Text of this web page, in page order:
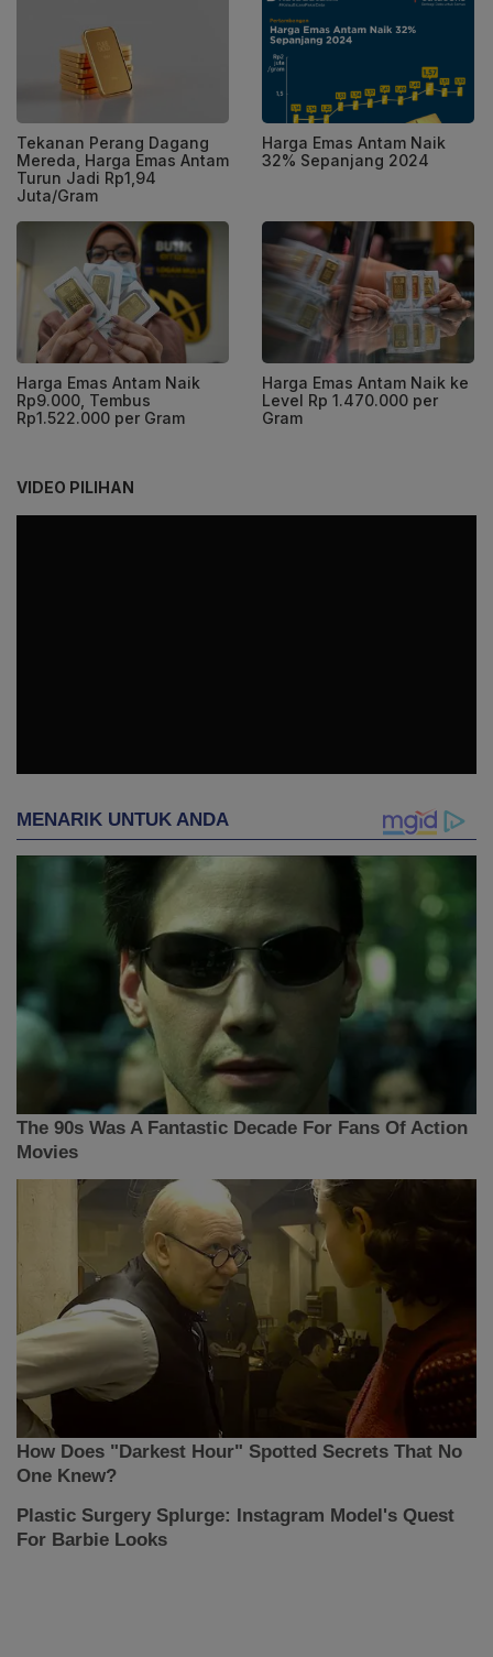
Tekanan Perang Dagang
Mereda, Harga Emas Antam
Turun Jadi Rp1,94
Juta/Gram
Harga Emas Antam Naik
32% Sepanjang 2024
Harga Emas Antam Naik
Rp9.000, Tembus
Rp1.522.000 per Gram
Harga Emas Antam Naik ke
Level Rp 1.470.000 per
Gram
VIDEO PILIHAN